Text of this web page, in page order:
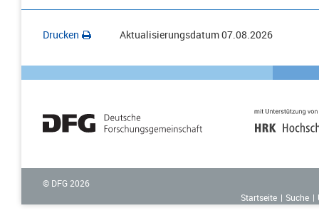
Drucken Aktualisierungsdatum07.08.2026
© DFG 2026
Startseite
Suche